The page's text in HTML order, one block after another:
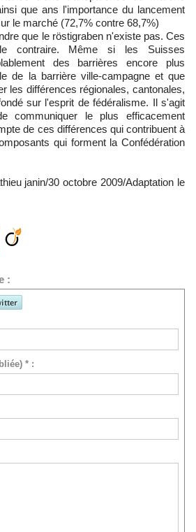
que ans l'importance du lancement
le marché (72,7% contre 68,7%)
que le röstigraben n'existe pas. Ces
contraire. Même si les Suisses
des barrières encore plus
de la barrière ville-campagne et que
les différences régionales, cantonales,
sur l'esprit de fédéralisme. Il s'agit
communiquer le plus efficacement
de ces différences qui contribuent à
qui forment la Confédération
janin/30 octobre 2009/Adaptation le
:
* :